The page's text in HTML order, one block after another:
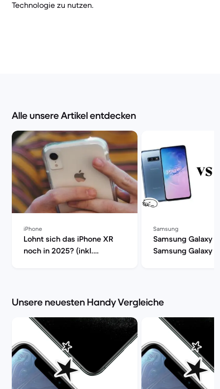
Technologie zu nutzen.
Alle unsere Artikel entdecken
iPhone
Lohnt sich das iPhone XR
noch in 2025? (inkl.
Samsung
Samsung Galaxy
Samsung Galaxy
Unsere neuesten Handy Vergleiche